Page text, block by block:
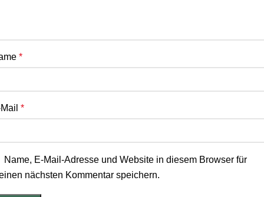
*
*
Name, E-Mail-Adresse und Website in diesem Browser für
nächsten Kommentar speichern.